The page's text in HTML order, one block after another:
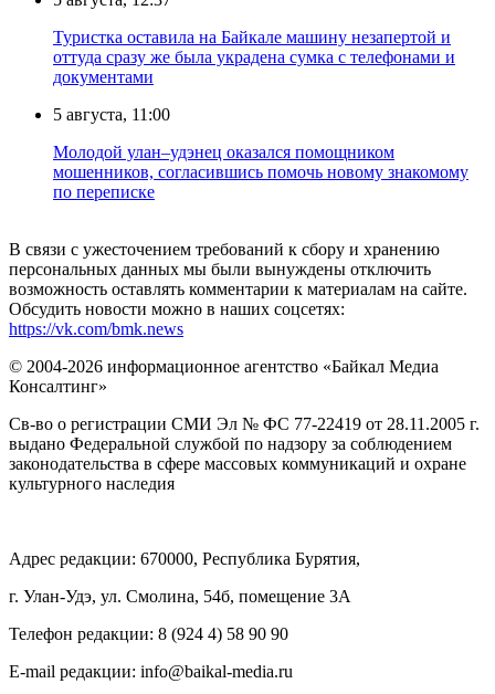
Туристка оставила на Байкале машину незапертой и
оттуда сразу же была украдена сумка с телефонами и
документами
5 августа, 11:00
Молодой улан–удэнец оказался помощником
мошенников, согласившись помочь новому знакомому
по переписке
В связи с ужесточением требований к сбору и хранению
персональных данных мы были вынуждены отключить
возможность оставлять комментарии к материалам на сайте.
Обсудить новости можно в наших соцсетях:
https://vk.com/bmk.news
© 2004-2026 информационное агентство «Байкал Медиа
Консалтинг»
Св-во о регистрации СМИ Эл № ФС 77-22419 от 28.11.2005 г.
выдано Федеральной службой по надзору за соблюдением
законодательства в сфере массовых коммуникаций и охране
культурного наследия
Адрес редакции: 670000, Республика Бурятия,
г. Улан-Удэ, ул. Смолина, 54б, помещение 3А
Телефон редакции: ‎‎8 (924 4) 58 90 90
E-mail редакции: info@baikal-media.ru